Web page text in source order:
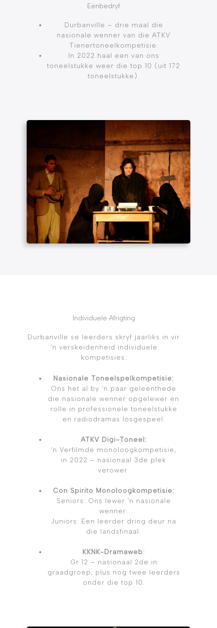
Eenbedryf
Durbanville – drie maal die
nasionale wenner van die ATKV
Tienertoneelkompetisie.
In 2022 haal een van ons
toneelstukke weer die top 10 (uit 172
toneelstukke).
Individuele Afrigting
Durbanville se leerders skryf jaarliks in vir
‘n verskeidenheid individuele
kompetisies:
Nasionale Toneelspelkompetisie:
Ons het al by ‘n paar geleenthede
die nasionale wenner opgelewer en
rolle in professionele toneelstukke
en radiodramas losgespeel.
ATKV Digi-Toneel:
‘n Verfilmde monoloogkompetisie,
in 2022 – nasionaal 3de plek
verower.
Con Spirito Monoloogkompetisie:
Seniors: Ons lewer ‘n nasionale
wenner.
Juniors: Een leerder dring deur na
die landsfinaal.
KKNK-Dramaweb:
Gr 12 – nasionaal 2de in
graadgroep, plus nog twee leerders
onder die top 10.